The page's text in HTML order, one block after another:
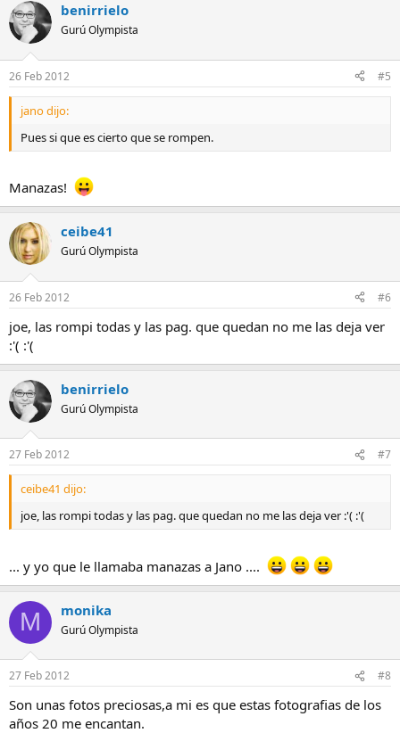
benirrielo
Gurú Olympista
26 Feb 2012 #5
jano dijo:
Pues si que es cierto que se rompen.
Manazas!
ceibe41
Gurú Olympista
26 Feb 2012 #6
joe, las rompi todas y las pag. que quedan no me las deja ver
:'( :'(
benirrielo
Gurú Olympista
27 Feb 2012 #7
ceibe41 dijo:
joe, las rompi todas y las pag. que quedan no me las deja ver :'( :'(
... y yo que le llamaba manazas a Jano ....
M monika
Gurú Olympista
27 Feb 2012 #8
Son unas fotos preciosas,a mi es que estas fotografias de los
años 20 me encantan.